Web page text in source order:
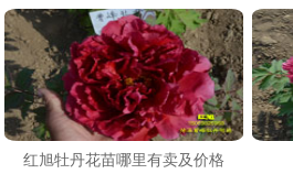
红旭牡丹花苗哪里有卖及价格